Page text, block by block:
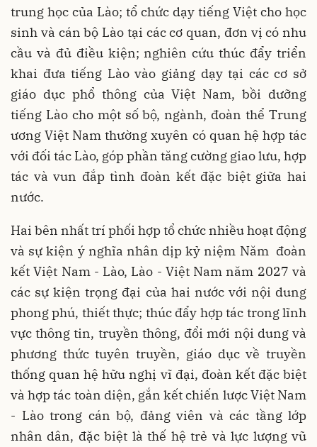
trung học của Lào; tổ chức dạy tiếng Việt cho học
sinh và cán bộ Lào tại các cơ quan, đơn vị có nhu
cầu và đủ điều kiện; nghiên cứu thúc đẩy triển
khai đưa tiếng Lào vào giảng dạy tại các cơ sở
giáo dục phổ thông của Việt Nam, bồi dưỡng
tiếng Lào cho một số bộ, ngành, đoàn thể Trung
ương Việt Nam thường xuyên có quan hệ hợp tác
với đối tác Lào, góp phần tăng cường giao lưu, hợp
tác và vun đắp tình đoàn kết đặc biệt giữa hai
nước.
Hai bên nhất trí phối hợp tổ chức nhiều hoạt động
và sự kiện ý nghĩa nhân dịp kỷ niệm Năm đoàn
kết Việt Nam - Lào, Lào - Việt Nam năm 2027 và
các sự kiện trọng đại của hai nước với nội dung
phong phú, thiết thực; thúc đẩy hợp tác trong lĩnh
vực thông tin, truyền thông, đổi mới nội dung và
phương thức tuyên truyền, giáo dục về truyền
thống quan hệ hữu nghị vĩ đại, đoàn kết đặc biệt
và hợp tác toàn diện, gắn kết chiến lược Việt Nam
- Lào trong cán bộ, đảng viên và các tầng lớp
nhân dân, đặc biệt là thế hệ trẻ và lực lượng vũ